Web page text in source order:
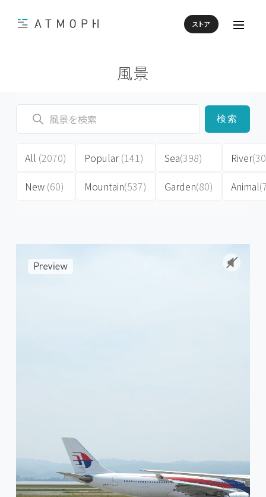
ストア
風景
検索
All (2070)
New (60)
Popular(141)
Mountain(537)
Sea(398)
Garden(80)
River
Animal